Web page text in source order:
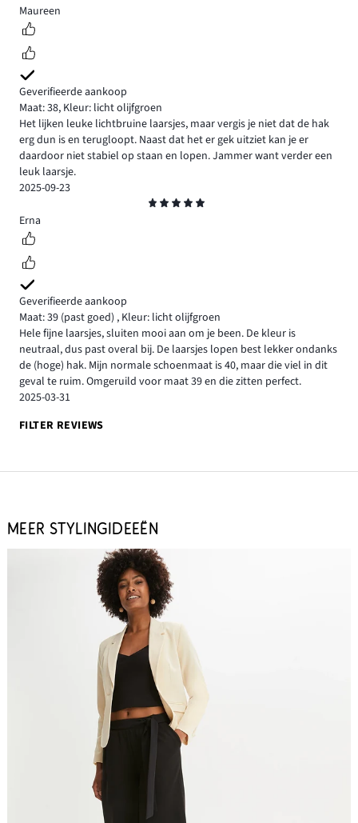
3
Maureen
Geverifieerde aankoop
Maat: 38, Kleur: licht olijfgroen
Het lijken leuke lichtbruine laarsjes, maar vergis je niet dat de hak
erg dun is en terugloopt. Naast dat het er gek uitziet kan je er
daardoor niet stabiel op staan en lopen. Jammer want verder een
leuk laarsje.
2025-09-23
5
Erna
Geverifieerde aankoop
Maat: 39 (past goed) , Kleur: licht olijfgroen
Hele fijne laarsjes, sluiten mooi aan om je been. De kleur is
neutraal, dus past overal bij. De laarsjes lopen best lekker ondanks
de (hoge) hak. Mijn normale schoenmaat is 40, maar die viel in dit
geval te ruim. Omgeruild voor maat 39 en die zitten perfect.
2025-03-31
FILTER REVIEWS
MEER STYLINGIDEEËN